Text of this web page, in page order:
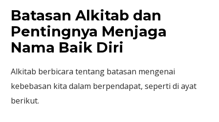
Batasan Alkitab dan
Pentingnya Menjaga
Nama Baik Diri
Alkitab berbicara tentang batasan mengenai
kebebasan kita dalam berpendapat, seperti di ayat
berikut.